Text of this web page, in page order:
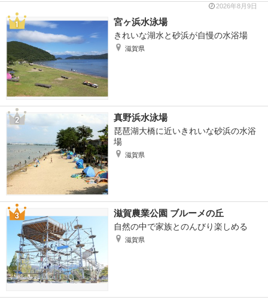
2026年8月9日
宮ヶ浜水泳場
きれいな湖水と砂浜が自慢の水浴場
滋賀県
真野浜水泳場
琵琶湖大橋に近いきれいな砂浜の水浴
場
滋賀県
滋賀農業公園 ブルーメの丘
自然の中で家族とのんびり楽しめる
滋賀県